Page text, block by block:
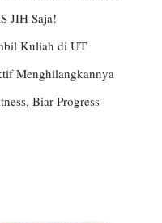
JIH Saja!
Kuliah di UT
Menghilangkannya
Biar Progress